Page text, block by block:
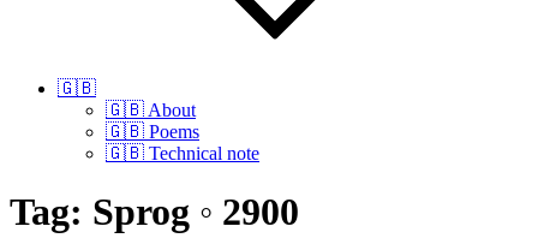
🇬🇧
🇬🇧 About
🇬🇧 Poems
🇬🇧 Technical note
Tag: Sprog ◦ 2900